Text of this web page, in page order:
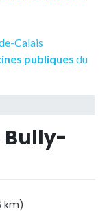
Calais
publiques du
Bully-
km)